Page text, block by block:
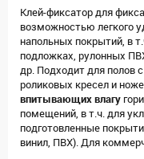
Клей-фиксатор для
возможностью легкого
напольных покрытий, в
подложках, рулонных
др. Подходит для полов
роликовых кресел и
впитывающих влагу
помещений, в т.ч. для
подготовленные
винил, ПВХ). Для